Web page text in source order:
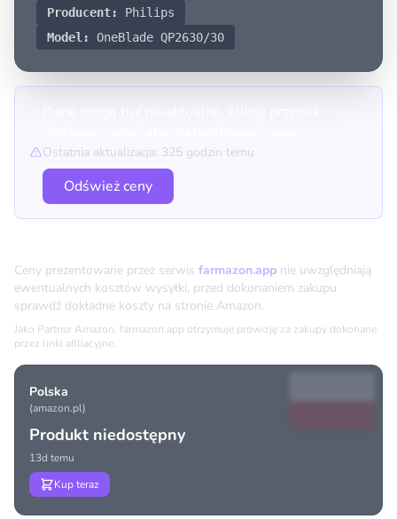
Producent:
Philips
Model:
OneBlade QP2630/30
Ostatnia aktualizacja: 325 godzin temu
Odśwież ceny
Ceny prezentowane przez serwis farmazon.app nie uwzględniają
ewentualnych kosztów wysyłki, przed dokonaniem zakupu
sprawdź dokładne koszty na stronie Amazon.
Jako Partner Amazon, farmazon.app otrzymuje prowizję za zakupy dokonane
przez linki afiliacyjne.
Polska
(amazon.pl)
Produkt niedostępny
13d temu
Kup teraz